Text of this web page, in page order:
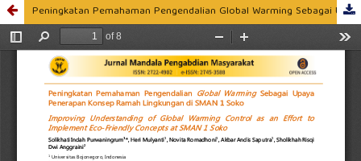
Peningkatan Pemahaman Pengendalian Global Warming Sebagai Upaya Penerapan Konsep Ramah Lingkungan di SMAN 1 Soko